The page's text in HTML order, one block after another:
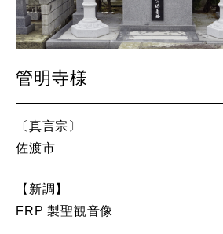
管明寺様
〔真言宗〕
佐渡市
【新調】
FRP 製聖観音像